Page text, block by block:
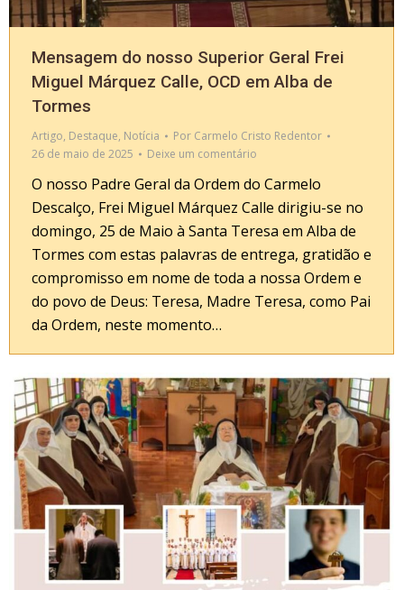
Mensagem do nosso Superior Geral Frei
Miguel Márquez Calle, OCD em Alba de
Tormes
Artigo, Destaque, Notícia Por Carmelo Cristo Redentor
26 de maio de 2025
Deixe um comentário
O nosso Padre Geral da Ordem do Carmelo
Descalço, Frei Miguel Márquez Calle dirigiu-se no
domingo, 25 de Maio à Santa Teresa em Alba de
Tormes com estas palavras de entrega, gratidão e
compromisso em nome de toda a nossa Ordem e
do povo de Deus: Teresa, Madre Teresa, como Pai
da Ordem, neste momento…